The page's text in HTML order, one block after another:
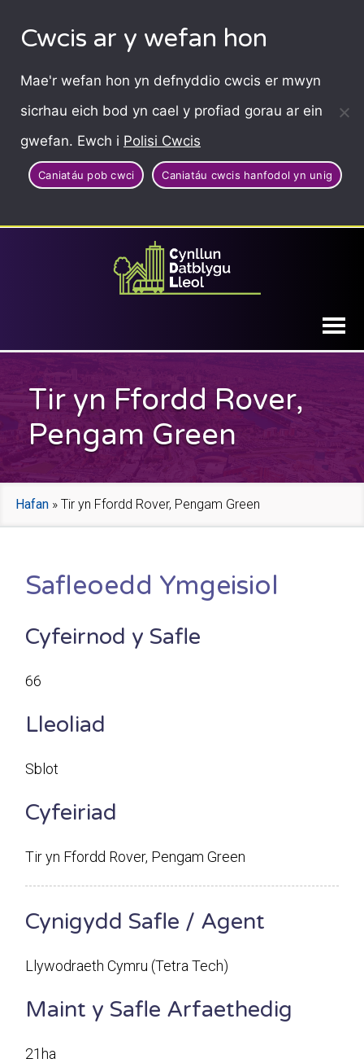
Cwcis ar y wefan hon
Mae'r wefan hon yn defnyddio cwcis er mwyn
sicrhau eich bod yn cael y profiad gorau ar ein
gwefan. Ewch i Polisi Cwcis
Caniatáu pob cwci Caniatáu cwcis hanfodol yn unig
Tir yn Ffordd Rover,
Pengam Green
Hafan » Tir yn Ffordd Rover, Pengam Green
Safleoedd Ymgeisiol
Cyfeirnod y Safle
66
Lleoliad
Sblot
Cyfeiriad
Tir yn Ffordd Rover, Pengam Green
Cynigydd Safle / Agent
Llywodraeth Cymru (Tetra Tech)
Maint y Safle Arfaethedig
21ha